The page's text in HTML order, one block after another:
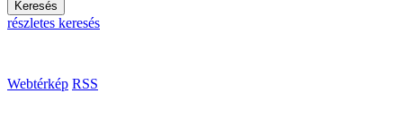
Keresés
részletes keresés
Webtérkép RSS